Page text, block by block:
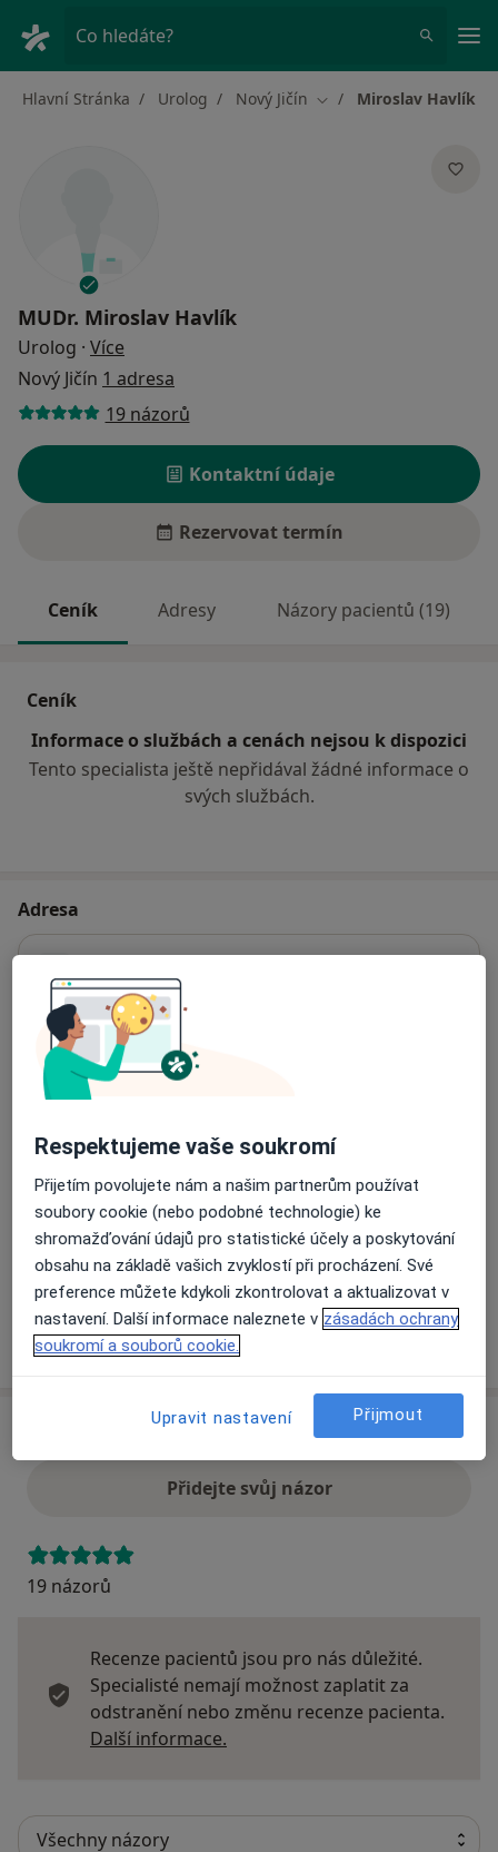
Co hledáte?
Hlavní Stránka Urolog Nový Jičín Změna města
Miroslav Havlík
MUDr. Miroslav Havlík
Urolog · Více
Nový Jičín 1 adresa
19 názorů
Kontaktní údaje
Rezervovat termín
Ceník Adresy Názory pacientů (19)
Ceník
Informace o službách a cenách nejsou k dispozici
Tento specialista ještě nepřidával žádné informace o
svých službách.
Adresa
Máchova 619/30,
Přiblížit mapu
Co mám v takové situaci udělat?
Způsoby platby (soukromé návštěvy)
Na teto adrese lékař přijímá pacienty na pojišťovnu
Detaily
Více
Přidejte svůj názor
19 názorů
Recenze pacientů jsou pro nás důležité.
Specialisté nemají možnost zaplatit za
odstranění nebo změnu recenze pacienta.
Další informace.
Respektujeme vaše soukromí
Přijetím povolujete nám a našim partnerům používat
soubory cookie (nebo podobné technologie) ke
shromažďování údajů pro statistické účely a poskytování
obsahu na základě vašich zvyklostí při procházení. Své
preference můžete kdykoli zkontrolovat a aktualizovat v
nastavení. Další informace naleznete v zásadách ochrany
soukromí a souborů cookie.
Upravit nastavení Přijmout